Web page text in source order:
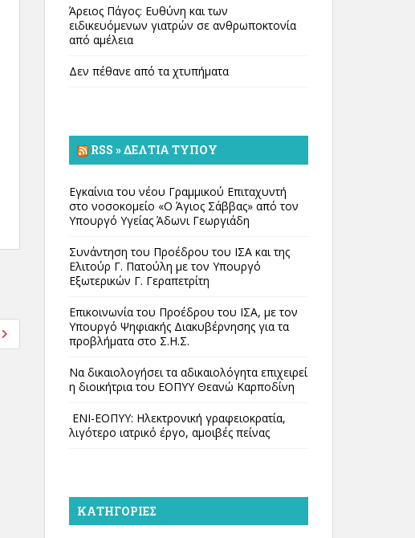
Άρειος Πάγος: Ευθύνη και των
ειδικευόμενων γιατρών σε ανθρωποκτονία
από αμέλεια
Δεν πέθανε από τα χτυπήματα
RSS » ΔΕΛΤΊΑ ΤΎΠΟΥ
Εγκαίνια του νέου Γραμμικού Επιταχυντή
στο νοσοκομείο «Ο Άγιος Σάββας» από τον
Υπουργό Υγείας Άδωνι Γεωργιάδη
Συνάντηση του Προέδρου του ΙΣΑ και της
Ελιτούρ Γ. Πατούλη με τον Υπουργό
Εξωτερικών Γ. Γεραπετρίτη
Επικοινωνία του Προέδρου του ΙΣΑ, με τον
Υπουργό Ψηφιακής Διακυβέρνησης για τα
προβλήματα στο Σ.Η.Σ.
Να δικαιολογήσει τα αδικαιολόγητα επιχειρεί
η διοικήτρια του ΕΟΠΥΥ Θεανώ Καρποδίνη
ΕΝΙ-ΕΟΠΥΥ: Ηλεκτρονική γραφειοκρατία,
λιγότερο ιατρικό έργο, αμοιβές πείνας
KΑΤΗΓΟΡΊΕΣ